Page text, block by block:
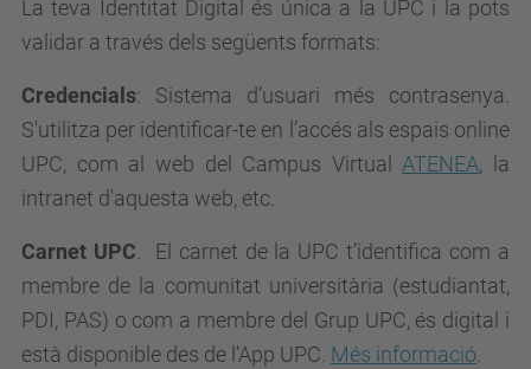
La teva Identitat Digital és única a la UPC i la pots
validar a través dels següents formats:
Credencials: Sistema d’usuari més contrasenya.
S'utilitza per identificar-te en l’accés als espais online
UPC, com al web del Campus Virtual ATENEA, la
intranet d'aquesta web, etc.
Carnet UPC . El carnet de la UPC t’identifica com a
membre de la comunitat universitària (estudiantat,
PDI, PAS) o com a membre del Grup UPC, és digital i
està disponible des de l’App UPC. Més informació